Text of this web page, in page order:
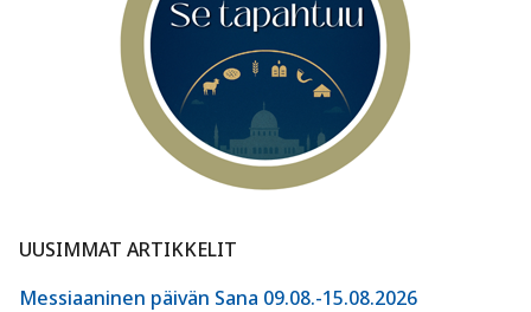
UUSIMMAT ARTIKKELIT
Messiaaninen päivän Sana 09.08.-15.08.2026